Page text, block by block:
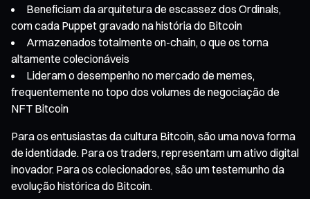
Beneficiam da arquitetura de escassez dos Ordinals,
com cada Puppet gravado na história do Bitcoin
Armazenados totalmente on-chain, o que os torna
altamente colecionáveis
Lideram o desempenho no mercado de memes,
frequentemente no topo dos volumes de negociação de
NFT Bitcoin
Para os entusiastas da cultura Bitcoin, são uma nova forma
de identidade. Para os traders, representam um ativo digital
inovador. Para os colecionadores, são um testemunho da
evolução histórica do Bitcoin.